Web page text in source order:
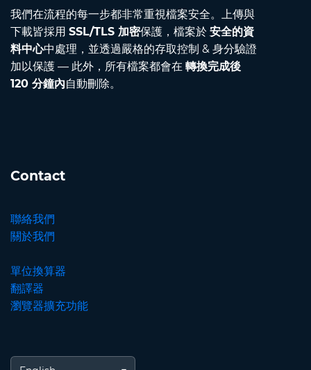
我們在流程的每一步都非常重視檔案安全。上傳與
下載皆採用 SSL/TLS 加密保護，檔案於 安全的資
料中心中處理，並透過嚴格的存取控制 & 身分驗證
加以保護 — 此外，所有檔案都會在 轉換完成後
120 分鐘內自動刪除。
Contact
聯絡我們
關於我們
單位換算器
翻譯器
瀏覽器擴充功能